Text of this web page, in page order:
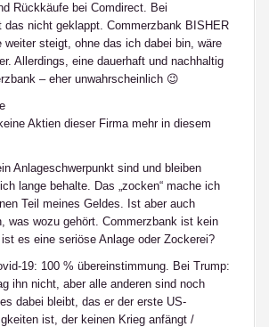
Rückkäufe bei Comdirect. Bei
das nicht geklappt. Commerzbank BISHER
weiter steigt, ohne das ich dabei bin, wäre
Allerdings, eine dauerhaft und nachhaltig
– eher unwahrscheinlich 😉
Aktien dieser Firma mehr in diesem
Anlageschwerpunkt sind und bleiben
lange behalte. Das „zocken“ mache ich
Teil meines Geldes. Ist aber auch
was wozu gehört. Commerzbank ist kein
es eine seriöse Anlage oder Zockerei?
19: 100 % übereinstimmung. Bei Trump:
ihn nicht, aber alle anderen sind noch
dabei bleibt, das er der erste US-
ist, der keinen Krieg anfängt /